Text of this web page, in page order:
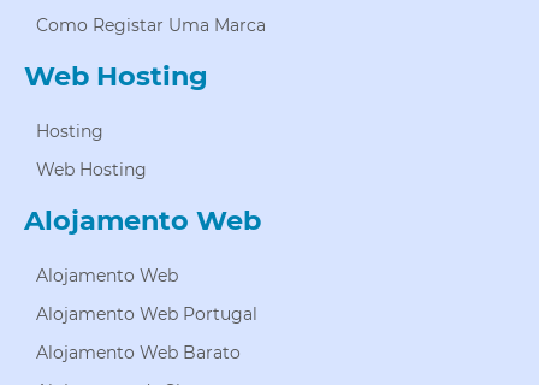
Como Registar Uma Marca
Web Hosting
Hosting
Web Hosting
Alojamento Web
Alojamento Web
Alojamento Web Portugal
Alojamento Web Barato